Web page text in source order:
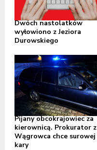
Dwóch nastolatków
wyłowiono z Jeziora
Durowskiego
Pijany obcokrajowiec za
kierownicą. Prokurator z
Wągrowca chce surowej
kary